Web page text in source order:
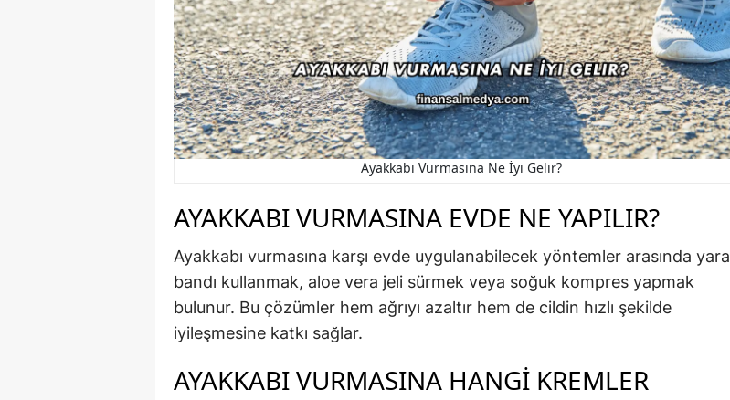
Ayakkabı Vurmasına Ne İyi Gelir?
AYAKKABI VURMASINA EVDE NE YAPILIR?
Ayakkabı vurmasına karşı evde uygulanabilecek yöntemler arasında yara
bandı kullanmak, aloe vera jeli sürmek veya soğuk kompres yapmak
bulunur. Bu çözümler hem ağrıyı azaltır hem de cildin hızlı şekilde
iyileşmesine katkı sağlar.
AYAKKABI VURMASINA HANGI KREMLER